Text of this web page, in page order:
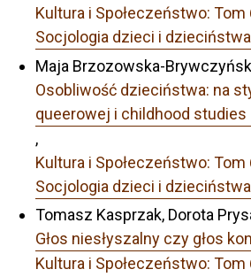
Kultura i Społeczeństwo: Tom
Socjologia dzieci i dzieciństwa
Maja Brzozowska-
Osobliwość dzieciństwa: na
queerowej i childhood studies
,
Kultura i Społeczeństwo: Tom
Socjologia dzieci i dzieciństwa
Tomasz Kasprzak, Dorota
Głos niesłyszalny czy głos
Kultura i Społeczeństwo: Tom